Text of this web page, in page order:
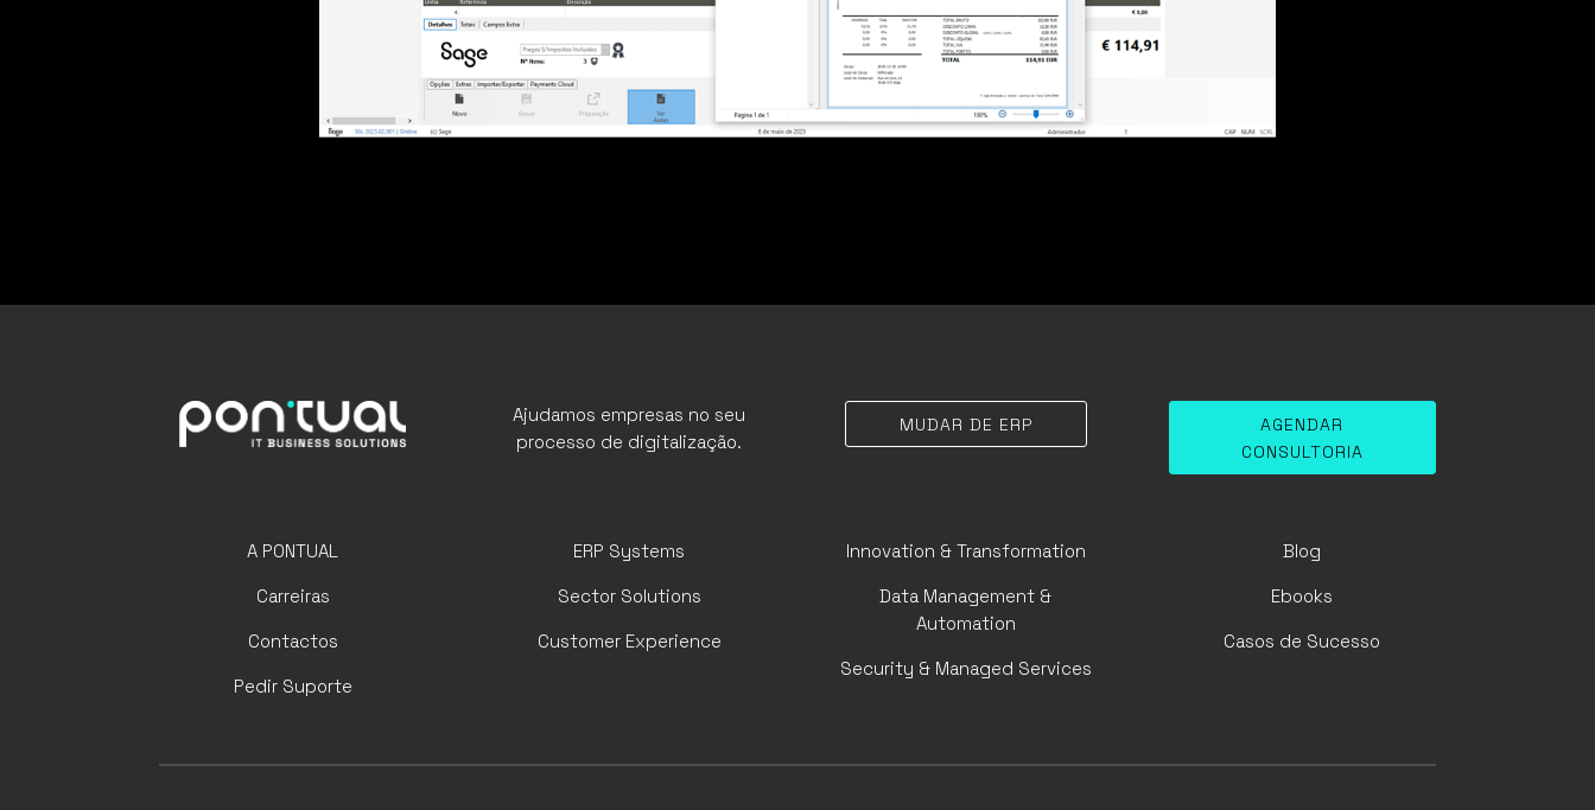
Ajudamos empresas no seu
processo de digitalização.
MUDAR DE ERP
AGENDAR
CONSULTORIA
A PONTUAL
Carreiras
Contactos
Pedir Suporte
ERP Systems
Sector Solutions
Customer Experience
Innovation & Transformation
Data Management &
Automation
Security & Managed Services
Blog
Ebooks
Casos de Sucesso